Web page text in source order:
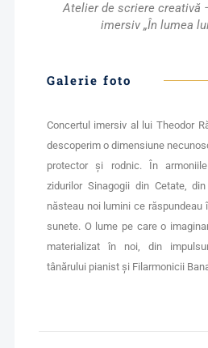
Atelier de scriere creativă
imersiv „În lumea
Galerie foto
Concertul imersiv al lui Theodor
descoperim o dimensiune
protector și rodnic. În
zidurilor Sinagogii din Cetate,
năsteau noi lumini ce răspundeau
sunete. O lume pe care o
materializat în noi, din
tânărului pianist și Filarmonicii